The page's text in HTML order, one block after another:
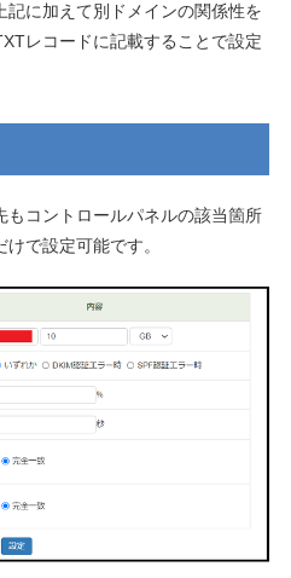
記に加えて別ドメインの関係性を
レコードに記載することで設定
もコントロールパネルの該当箇所
で設定可能です。